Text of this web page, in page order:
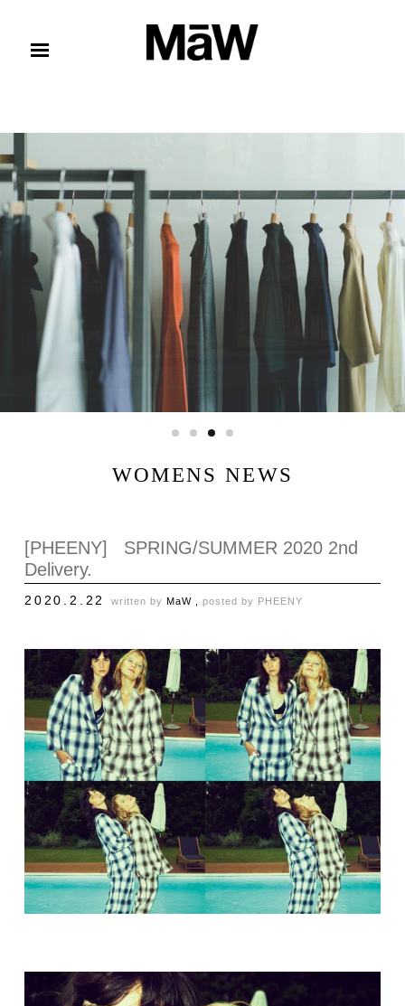
WOMENS NEWS
[PHEENY] SPRING/SUMMER 2020 2nd
Delivery.
2020.2.22 written by MaW , posted by PHEENY